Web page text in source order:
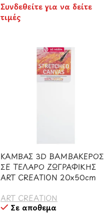
Συνδεθείτε για να δείτε
τιμές
ΚΑΜΒΑΣ 3D ΒΑΜΒΑΚΕΡΟΣ
ΣΕ ΤΕΛΑΡΟ ΖΩΓΡΑΦΙΚΗΣ
ART CREATION 20x50cm
ART CREATION
Σε απόθεμα